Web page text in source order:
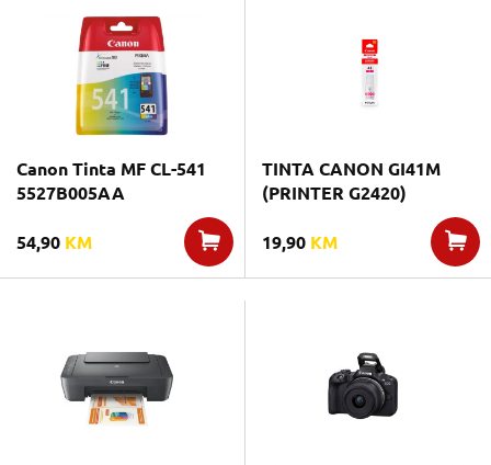
Canon Tinta MF CL-541
5527B005AA
54,90 KM
TINTA CANON GI41M
(PRINTER G2420)
19,90 KM